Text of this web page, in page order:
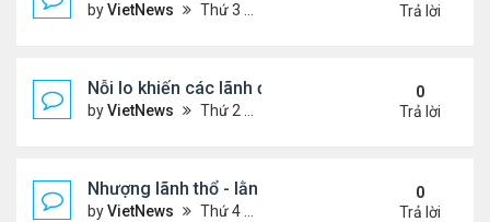
byVietNews Thứ 3 Tháng 8 19, 2025 4:34 pm
Trả lời
Nỗi lo khiến các lãnh đạo châu Âu tới Washington
byVietNews Thứ 2 Tháng 8 18, 2025 4:12 pm
0
Trả lời
Nhượng lãnh thổ - lằn ranh đỏ của Ukraine khi
byVietNews Thứ 4 Tháng 8 13, 2025 5:23 pm
0
Trả lời